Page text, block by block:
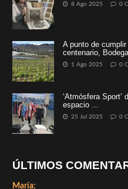
8 Ago 2025 0
A punto de
centenario,
1 Ago 2025 0
‘Atmósfera Sport’
espacio ...
25 Jul 2025 0
ÚLTIMOS
María: